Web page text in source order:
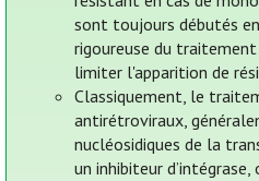
sont toujours débutés
rigoureuse du
limiter l'apparition de
Classiquement, le
antirétroviraux,
nucléosidiques de la
un inhibiteur